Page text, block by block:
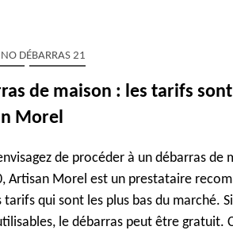
DÉBARRAS 21
de maison : les tarifs
Morel
de procéder à un débarras de
Artisan Morel est un prestataire
tarifs qui sont les plus bas du marché.
le débarras peut être gratuit.